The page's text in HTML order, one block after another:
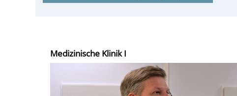
Medizinische Klinik I